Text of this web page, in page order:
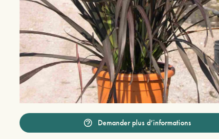
Demander plus d’informations